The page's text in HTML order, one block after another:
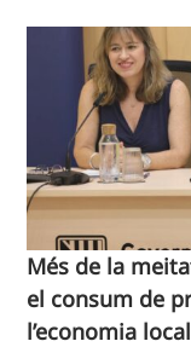
Més de la
el consum de
l’economia local